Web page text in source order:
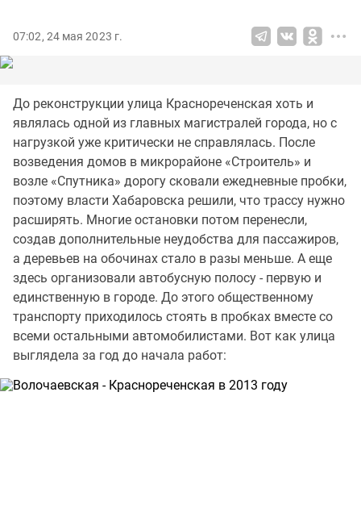
07:02, 24 мая 2023 г.
До реконструкции улица Краснореченская хоть и
являлась одной из главных магистралей города, но с
нагрузкой уже критически не справлялась. После
возведения домов в микрорайоне «Строитель» и
возле «Спутника» дорогу сковали ежедневные пробки,
поэтому власти Хабаровска решили, что трассу нужно
расширять. Многие остановки потом перенесли,
создав дополнительные неудобства для пассажиров,
а деревьев на обочинах стало в разы меньше. А еще
здесь организовали автобусную полосу - первую и
единственную в городе. До этого общественному
транспорту приходилось стоять в пробках вместе со
всеми остальными автомобилистами. Вот как улица
выглядела за год до начала работ: